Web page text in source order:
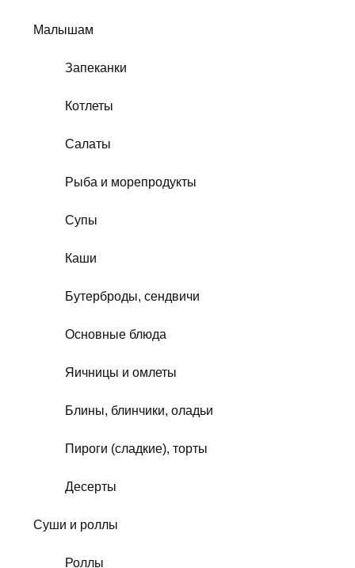
Малышам
Запеканки
Котлеты
Салаты
Рыба и морепродукты
Супы
Каши
Бутерброды, сендвичи
Основные блюда
Яичницы и омлеты
Блины, блинчики, оладьи
Пироги (сладкие), торты
Десерты
Суши и роллы
Роллы